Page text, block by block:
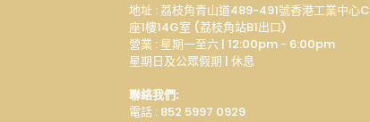
地址 : 荔枝角青山道489-491號香港工業中心C
座1樓14G室 (荔枝角站B1出口)
營業 : 星期一至六 | 12:00pm - 6:00pm
星期日及公眾假期 | 休息
聯絡我們:
電話 : 852 5997 0929